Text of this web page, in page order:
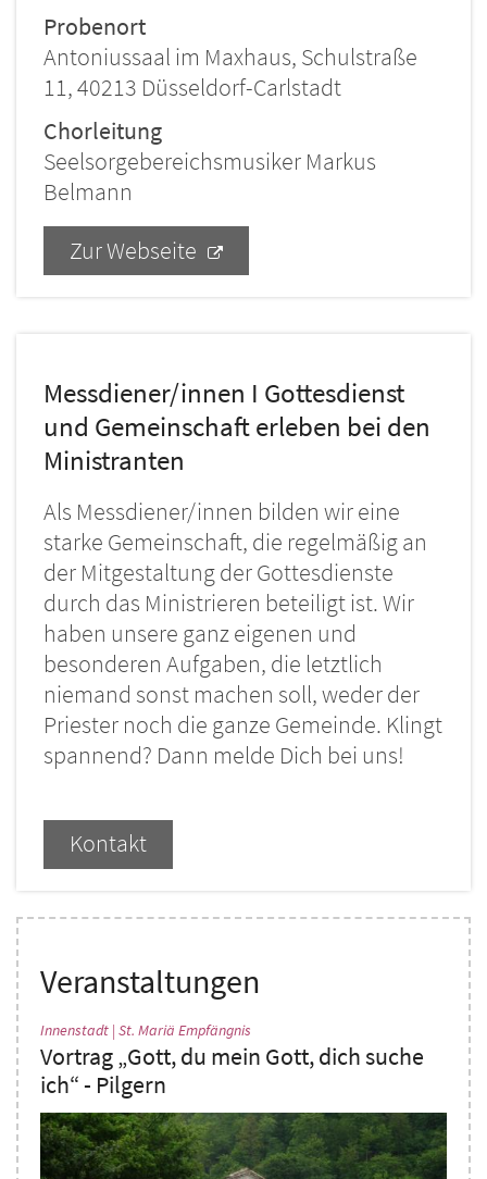
Probenort
Antoniussaal im Maxhaus, Schulstraße
11, 40213 Düsseldorf-Carlstadt
Chorleitung
Seelsorgebereichsmusiker Markus
Belmann
Zur Webseite
Messdiener/innen I Gottesdienst
und Gemeinschaft erleben bei den
Ministranten
Als Messdiener/innen bilden wir eine
starke Gemeinschaft, die regelmäßig an
der Mitgestaltung der Gottesdienste
durch das Ministrieren beteiligt ist. Wir
haben unsere ganz eigenen und
besonderen Aufgaben, die letztlich
niemand sonst machen soll, weder der
Priester noch die ganze Gemeinde. Klingt
spannend? Dann melde Dich bei uns!
Kontakt
Veranstaltungen
Innenstadt | St. Mariä Empfängnis
Vortrag „Gott, du mein Gott, dich suche
ich“ - Pilgern